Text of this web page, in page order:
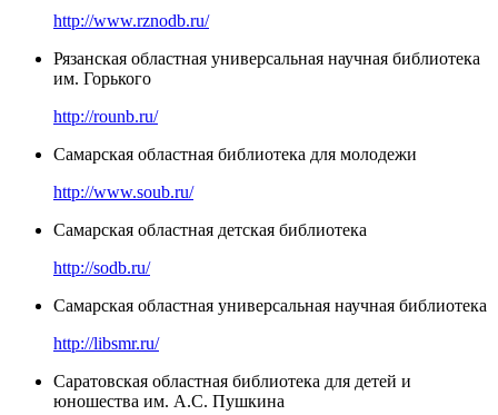
http://www.rznodb.ru/
Рязанская областная универсальная научная библиотека
им. Горького
http://rounb.ru/
Самарская областная библиотека для молодежи
http://www.soub.ru/
Самарская областная детская библиотека
http://sodb.ru/
Самарская областная универсальная научная библиотека
http://libsmr.ru/
Саратовская областная библиотека для детей и
юношества им. А.С. Пушкина